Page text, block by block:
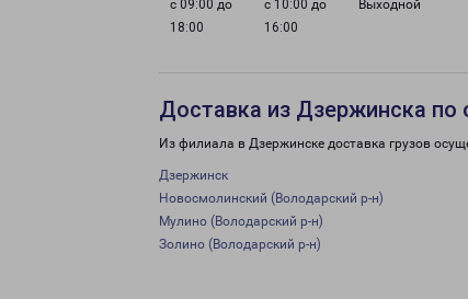
с 09:00 до
18:00
с 10:00 до
16:00
Выходной
Доставка из Дзержинска по
Из филиала в Дзержинске доставка грузов
Дзержинск
Новосмолинский (Володарский р-н)
Мулино (Володарский р-н)
Золино (Володарский р-н)